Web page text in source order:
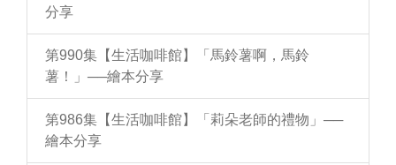
分享
第990集【生活咖啡館】「馬鈴薯啊，馬鈴
薯！」──繪本分享
第986集【生活咖啡館】「莉朵老師的禮物」──
繪本分享